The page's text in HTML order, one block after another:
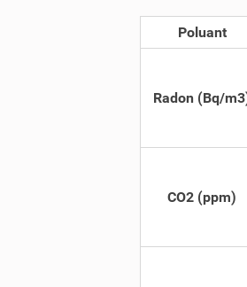
Poluant
Radon (Bq/
CO2 (ppm)